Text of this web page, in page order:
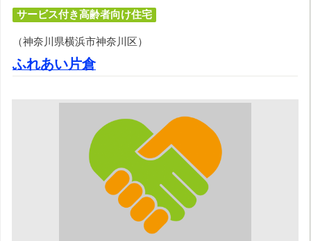
サービス付き高齢者向け住宅
（神奈川県横浜市神奈川区）
ふれあい片倉